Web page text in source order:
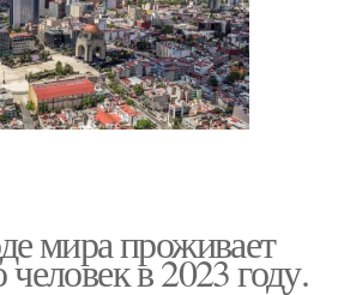
мира проживает
в 2023 году.